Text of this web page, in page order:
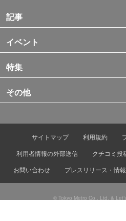
記事
イベント
特集
その他
サイトマップ 利用規約
利用者情報の外部送信
クチコミ投
お問い合わせ
プレスリリース・情
© Tokyo Metro Co., Ltd. &